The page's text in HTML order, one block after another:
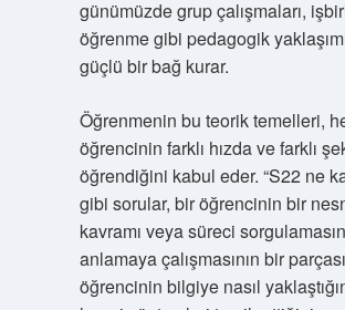
günümüzde grup çalışmaları,
öğrenme gibi pedagogik
güçlü bir bağ kurar.
Öğrenmenin bu teorik temelleri,
öğrencinin farklı hızda ve farklı
öğrendiğini kabul eder. “S22 ne
gibi sorular, bir öğrencinin bir
kavramı veya süreci
anlamaya çalışmasının bir
öğrencinin bilgiye nasıl